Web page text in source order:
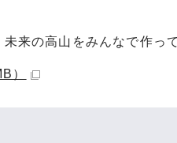
来の高山をみんなで作っ
）